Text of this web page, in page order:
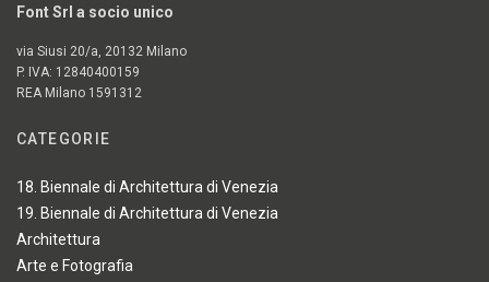
Font Srl a socio unico
via Siusi 20/a, 20132 Milano
P. IVA: 12840400159
REA Milano 1591312
CATEGORIE
18. Biennale di Architettura di Venezia
19. Biennale di Architettura di Venezia
Architettura
Arte e Fotografia